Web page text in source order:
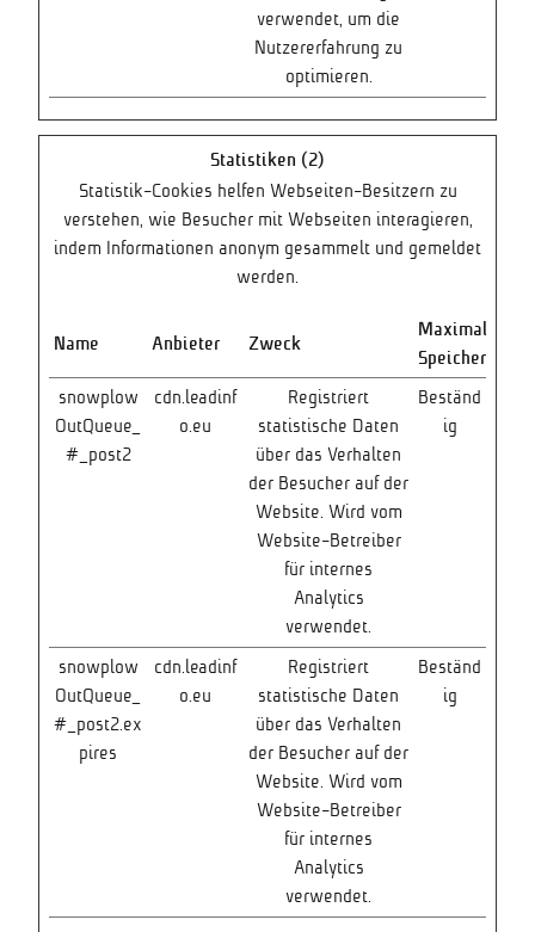
verwendet, um die
Nutzererfahrung zu
optimieren.
Statistiken (2)
Statistik-Cookies helfen Webseiten-Besitzern zu
verstehen, wie Besucher mit Webseiten interagieren,
indem Informationen anonym gesammelt und gemeldet
werden.
Name Anbieter Zweck
Maximale
Speicherdauer
snowplow
OutQueue_
#_post2
cdn.leadinf
o.eu
Registriert
statistische Daten
über das Verhalten
der Besucher auf der
Website. Wird vom
Website-Betreiber
für internes
Analytics
verwendet.
Beständ
ig
snowplow
OutQueue_
#_post2.ex
pires
cdn.leadinf
o.eu
Registriert
statistische Daten
über das Verhalten
der Besucher auf der
Website. Wird vom
Website-Betreiber
für internes
Analytics
verwendet.
Beständ
ig